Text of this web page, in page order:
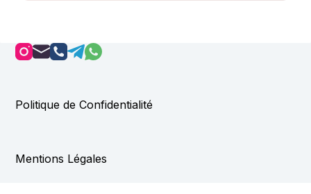
Politique de Confidentialité
Mentions Légales